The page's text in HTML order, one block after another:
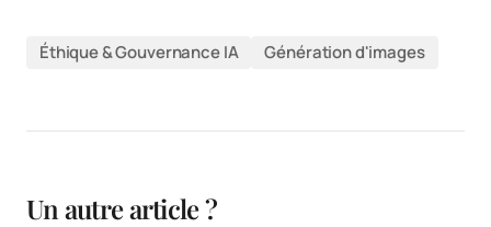
Éthique & Gouvernance IA Génération d'images
Un autre article ?